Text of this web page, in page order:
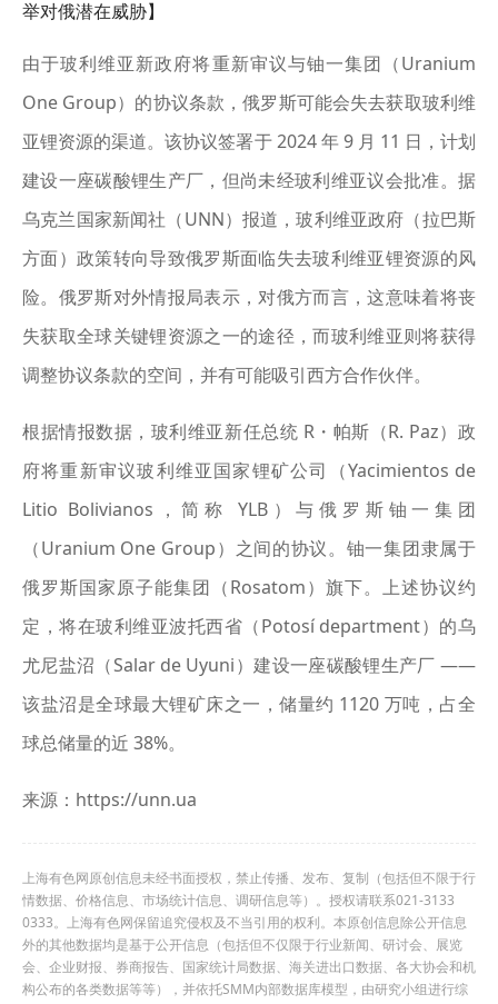
举对俄潜在威胁】
由于玻利维亚新政府将重新审议与铀一集团（Uranium
One Group）的协议条款，俄罗斯可能会失去获取玻利维
亚锂资源的渠道。该协议签署于 2024 年 9 月 11 日，计划
建设一座碳酸锂生产厂，但尚未经玻利维亚议会批准。据
乌克兰国家新闻社（UNN）报道，玻利维亚政府（拉巴斯
方面）政策转向导致俄罗斯面临失去玻利维亚锂资源的风
险。俄罗斯对外情报局表示，对俄方而言，这意味着将丧
失获取全球关键锂资源之一的途径，而玻利维亚则将获得
调整协议条款的空间，并有可能吸引西方合作伙伴。
根据情报数据，玻利维亚新任总统 R・帕斯（R. Paz）政
府将重新审议玻利维亚国家锂矿公司（Yacimientos de
Litio Bolivianos，简称 YLB）与俄罗斯铀一集团
（Uranium One Group）之间的协议。铀一集团隶属于
俄罗斯国家原子能集团（Rosatom）旗下。上述协议约
定，将在玻利维亚波托西省（Potosí department）的乌
尤尼盐沼（Salar de Uyuni）建设一座碳酸锂生产厂 ——
该盐沼是全球最大锂矿床之一，储量约 1120 万吨，占全
球总储量的近 38%。
来源：https://unn.ua
上海有色网原创信息未经书面授权，禁止传播、发布、复制（包括但不限于行
情数据、价格信息、市场统计信息、调研信息等）。授权请联系021-3133
0333。上海有色网保留追究侵权及不当引用的权利。本原创信息除公开信息
外的其他数据均是基于公开信息（包括但不仅限于行业新闻、研讨会、展览
会、企业财报、券商报告、国家统计局数据、海关进出口数据、各大协会和机
构公布的各类数据等等），并依托SMM内部数据库模型，由研究小组进行综